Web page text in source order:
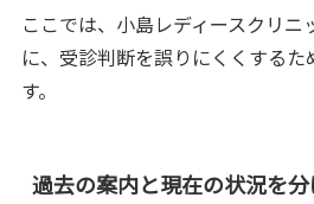
ここでは、小島レディースクリ
に、受診判断を誤りにくくするた
す。
過去の案内と現在の状況を